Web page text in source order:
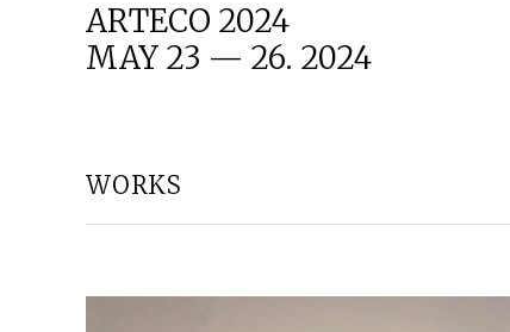
ARTECO 2024
MAY 23 — 26. 2024
WORKS